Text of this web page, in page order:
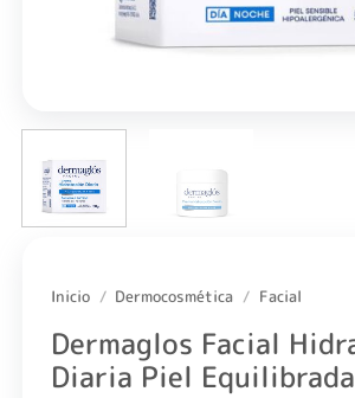
Inicio / Dermocosmética / Facial
Dermaglos Facial
Diaria Piel